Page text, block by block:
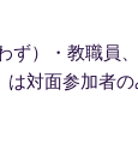
）・教職員、
対面参加者の